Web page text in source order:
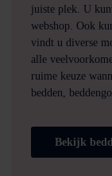
juiste plek. U
webshop. Ook
vindt u diverse
alle
ruime keuze
bedden,
Bekijk